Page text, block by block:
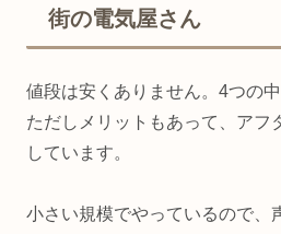
街の電気屋さん
値段は安くありません。4つの
ただしメリットもあって、アフ
しています。
小さい規模でやっているので、